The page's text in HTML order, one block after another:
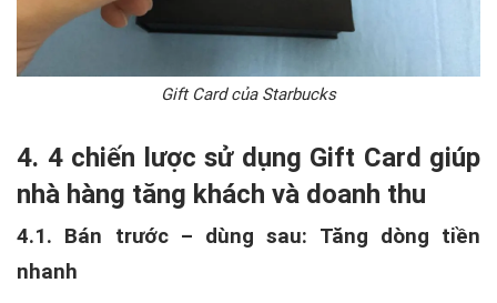
Gift Card của Starbucks
4. 4 chiến lược sử dụng Gift Card giúp
nhà hàng tăng khách và doanh thu
4.1. Bán trước – dùng sau: Tăng dòng tiền
nhanh